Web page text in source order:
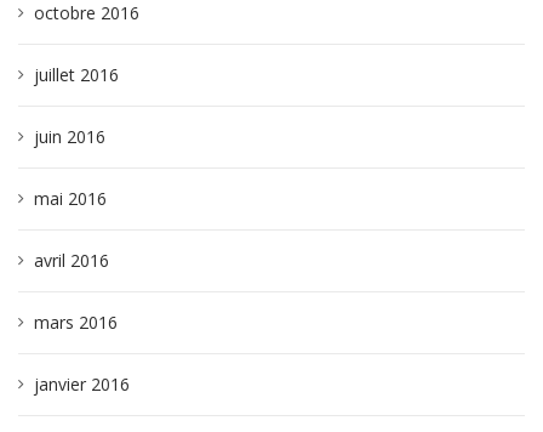
octobre 2016
juillet 2016
juin 2016
mai 2016
avril 2016
mars 2016
janvier 2016